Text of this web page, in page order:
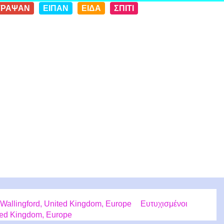
ΕΙΠΑΝ ΕΙΔΑ ΣΠΙΤΙ
Wallingford, United Kingdom, Europe
Ευτυχισμένοι
Kingdom, Europe